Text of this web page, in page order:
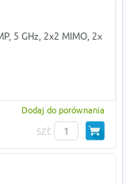
5 GHz, 2x2 MIMO, 2x
Dodaj do porównania
szt